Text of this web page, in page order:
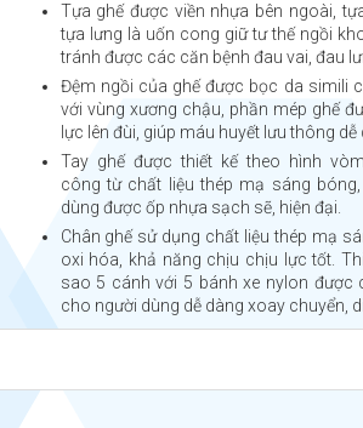
Tựa ghế được viền nhựa bên ngoài,
tựa lưng là uốn cong giữ tư thế ngồi
tránh được các căn bệnh đau vai, đau
Đệm ngồi của ghế được bọc da simili
với vùng xương chậu, phần mép ghế
lực lên đùi, giúp máu huyết lưu thông dễ
Tay ghế được thiết kế theo hình
công từ chất liệu thép mạ sáng
dùng được ốp nhựa sạch sẽ, hiện đại.
Chân ghế sử dụng chất liệu thép mạ
oxi hóa, khả năng chịu chịu lực tốt.
sao 5 cánh với 5 bánh xe nylon được
cho người dùng dễ dàng xoay chuyển,